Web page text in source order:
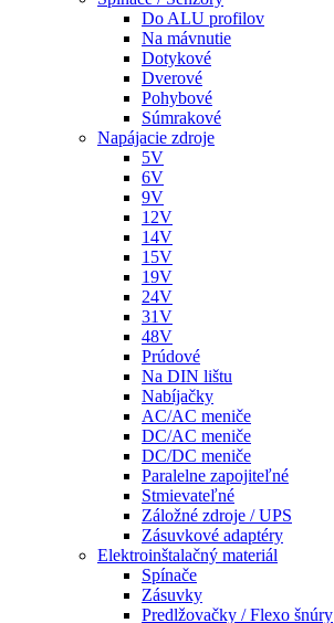
Do ALU profilov
Na mávnutie
Dotykové
Dverové
Pohybové
Súmrakové
Napájacie zdroje
5V
6V
9V
12V
14V
15V
19V
24V
31V
48V
Prúdové
Na DIN lištu
Nabíjačky
AC/AC meniče
DC/AC meniče
DC/DC meniče
Paralelne zapojiteľné
Stmievateľné
Záložné zdroje / UPS
Zásuvkové adaptéry
Elektroinštalačný materiál
Spínače
Zásuvky
Predlžovačky / Flexo šnúry